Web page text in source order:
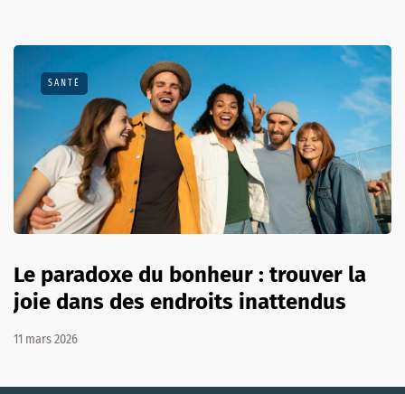
SANTÉ
Le paradoxe du bonheur : trouver la
joie dans des endroits inattendus
11 mars 2026